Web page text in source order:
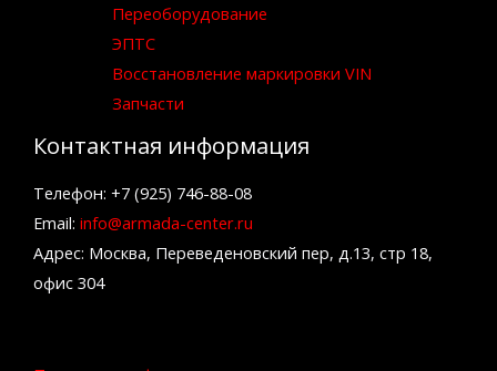
Переоборудование
ЭПТС
Восстановление маркировки VIN
Запчасти
Контактная информация
Телефон: +7 (925) 746-88-08
Email: info@armada-center.ru
Адрес: Москва, Переведеновский пер, д.13, стр 18,
офис 304